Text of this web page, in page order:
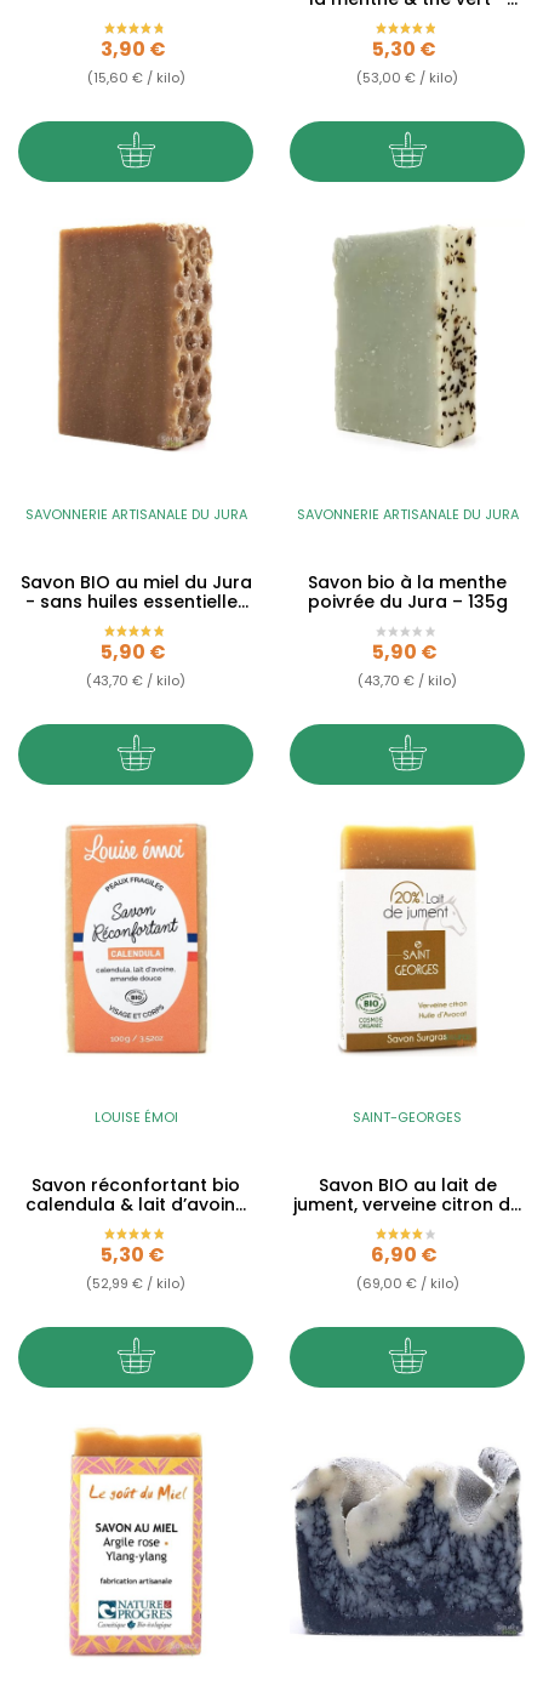
Prix
3,90 €
(15,60 € / kilo)
Fraîcheur de...
Prix
5,30 €
(53,00 € / kilo)
SAVONNERIE ARTISANALE DU JURA
Savon BIO au miel du Jura
- sans huiles essentielles
- 135g
Prix
5,90 €
(43,70 € / kilo)
SAVONNERIE ARTISANALE DU JURA
Savon bio à la menthe
poivrée du Jura – 135g
Prix
5,90 €
(43,70 € / kilo)
LOUISE ÉMOI
Savon réconfortant bio
calendula & lait d’avoine
– Calendula – 100g
Prix
5,30 €
(52,99 € / kilo)
SAINT-GEORGES
Savon BIO au lait de
jument, verveine citron du
Jura - 100g
Prix
6,90 €
(69,00 € / kilo)